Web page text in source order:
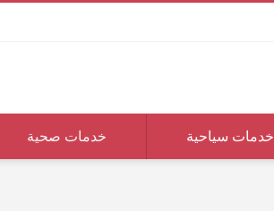
خدمات سياحية خدمات صحية